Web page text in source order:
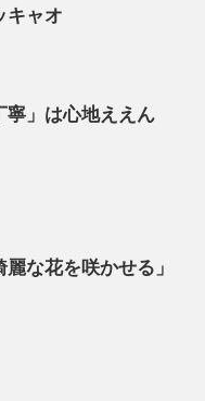
キャオ
寧」は心地ええん
麗な花を咲かせる」